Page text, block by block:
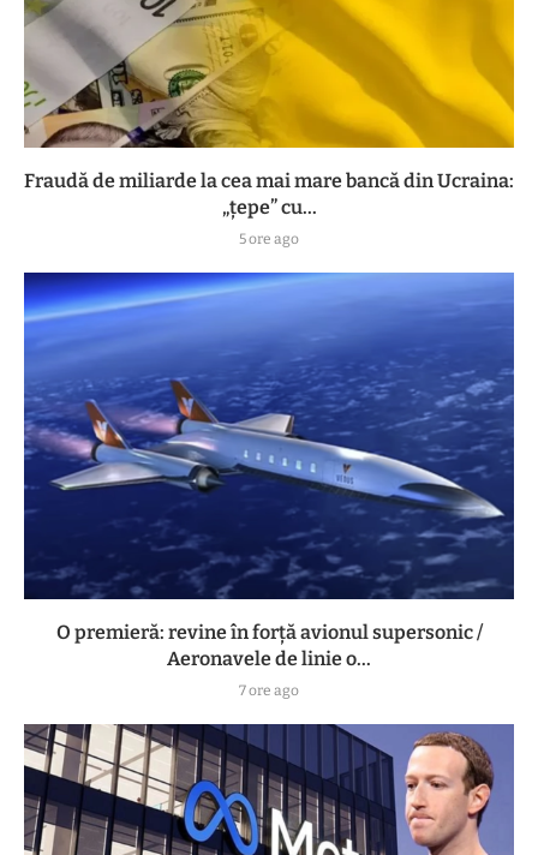
Fraudă de miliarde la cea mai mare bancă din Ucraina:
„țepe” cu...
5 ore ago
O premieră: revine în forță avionul supersonic /
Aeronavele de linie o...
7 ore ago